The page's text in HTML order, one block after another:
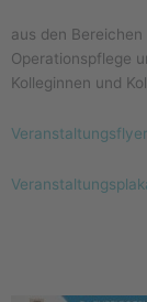
aus den
Operationspflege
Kolleginnen und
Veranstaltungsflyer